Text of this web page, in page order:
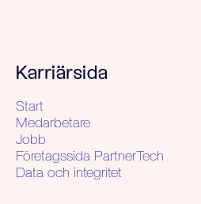
Karriärsida
Start
Medarbetare
Jobb
Företagssida PartnerTech
Data och integritet